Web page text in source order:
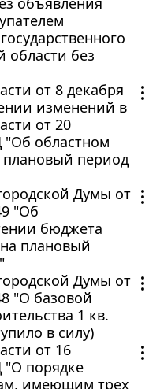
области без
от 8 декабря
изменений в
от 20
"Об областном
плановый период
Думы от
"Об
бюджета
плановый
Думы от
"О базовой
1 кв.
в силу)
от 16
"О порядке
имеющим трех